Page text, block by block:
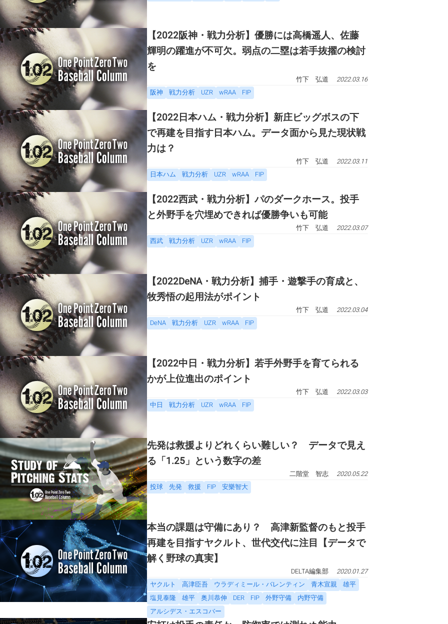
【2022阪神・戦力分析】優勝には高橋遥人、佐藤
輝明の躍進が不可欠。弱点の二塁は若手抜擢の検討
を
竹下 弘道
2022.03.16
阪神
戦力分析 UZR wRAA FIP
【2022日本ハム・戦力分析】新庄ビッグボスの下
で再建を目指す日本ハム。データ面から見た現状戦
力は？
竹下 弘道
2022.03.11
日本ハム
戦力分析 UZR wRAA FIP
【2022西武・戦力分析】パのダークホース。投手
と外野手を穴埋めできれば優勝争いも可能
竹下 弘道
2022.03.07
西武
戦力分析 UZR wRAA FIP
【2022DeNA・戦力分析】捕手・遊撃手の育成と、
牧秀悟の起用法がポイント
竹下 弘道
2022.03.04
DeNA
戦力分析 UZR wRAA FIP
【2022中日・戦力分析】若手外野手を育てられる
かが上位進出のポイント
竹下 弘道
2022.03.03
中日
戦力分析 UZR wRAA FIP
先発は救援よりどれくらい難しい？ データで見え
る「1.25」という数字の差
二階堂 智志
2020.05.22
投球
先発 救援 FIP 安樂智大
本当の課題は守備にあり？ 高津新監督のもと投手
再建を目指すヤクルト、世代交代に注目【データで
解く野球の真実】
DELTA編集部
2020.01.27
ヤクルト
高津臣吾 ウラディミール・バレンティン 青木宣親
雄平
塩見泰隆
雄平 奥川恭伸 DER FIP 外野守備
内野守備
アルシデス・エスコバー